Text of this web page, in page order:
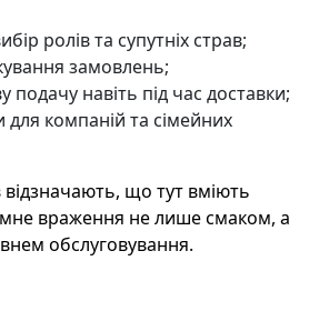
ролів та супутніх страв;
замовлень;
подачу навіть під час доставки;
для компаній та сімейних
відзначають, що тут вміють
враження не лише смаком, а
обслуговування.